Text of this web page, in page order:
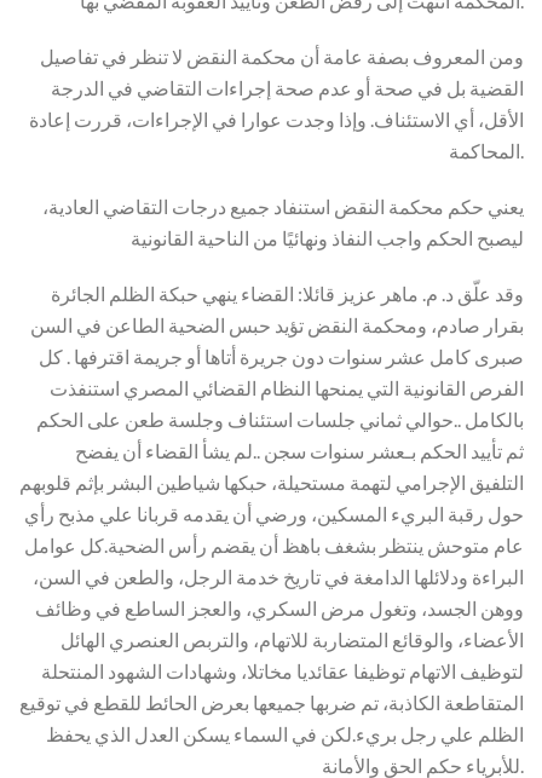
ومن المعروف بصفة عامة أن محكمة النقض لا تنظر في تفاصيل
القضية بل في صحة أو عدم صحة إجراءات التقاضي في الدرجة
الأقل، أي الاستئناف. وإذا وجدت عوارا في الإجراءات، قررت إعادة
المحاكمة.
يعني حكم محكمة النقض استنفاد جميع درجات التقاضي العادية،
ليصبح الحكم واجب النفاذ ونهائيًا من الناحية القانونية
‏وقد علّق د. م. ماهر عزيز قائلا: القضاء ينهي حبكة الظلم الجائرة
بقرار صادم، و‏محكمة النقض تؤيد حبس الضحية الطاعن في السن
صبرى كامل عشر سنوات دون جريرة أتاها أو جريمة اقترفها . كل
الفرص القانونية التي يمنحها النظام القضائي المصري استنفذت
بالكامل ..حوالي ثماني جلسات استئناف وجلسة طعن على الحكم
ثم تأييد الحكم بـعشر سنوات سجن ..لم يشأ القضاء أن يفضح
التلفيق الإجرامي لتهمة مستحيلة، حبكها شياطين البشر بإثم قلوبهم
حول رقبة البريء المسكين، ورضي أن يقدمه قربانا علي مذبح رأي
عام متوحش ينتظر بشغف باهظ أن يقضم رأس الضحية.كل عوامل
البراءة ودلائلها الدامغة في تاريخ خدمة الرجل، والطعن في السن،
ووهن الجسد، وتغول مرض السكري، والعجز الساطع في وظائف
الأعضاء، والوقائع المتضاربة للاتهام، والتربص العنصري الهائل
لتوظيف الاتهام توظيفا عقائديا مخاتلا، وشهادات الشهود المنتحلة
المتقاطعة الكاذبة، تم ضربها جميعها بعرض الحائط للقطع في توقيع
الظلم علي رجل بريء.لكن في السماء يسكن العدل الذي يحفظ
للأبرياء حكم الحق والأمانة.